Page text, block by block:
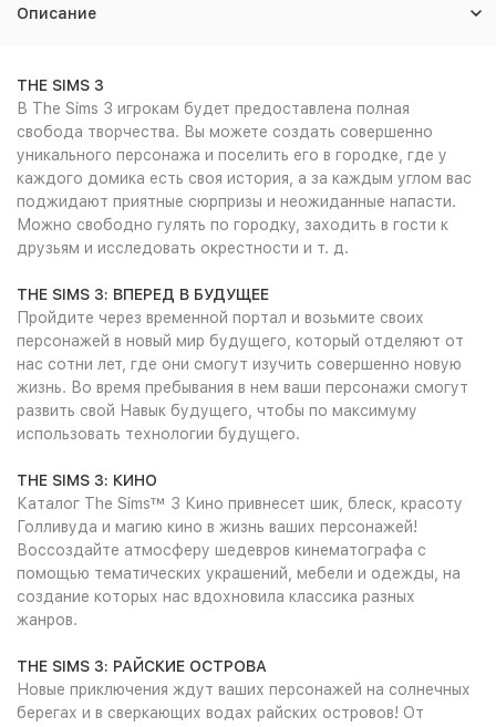
Описание
THE SIMS 3
В The Sims 3 игрокам будет предоставлена полная
свобода творчества. Вы можете создать совершенно
уникального персонажа и поселить его в городке, где у
каждого домика есть своя история, а за каждым углом вас
поджидают приятные сюрпризы и неожиданные напасти.
Можно свободно гулять по городку, заходить в гости к
друзьям и исследовать окрестности и т. д.
THE SIMS 3: ВПЕРЕД В БУДУЩЕЕ
Пройдите через временной портал и возьмите своих
персонажей в новый мир будущего, который отделяют от
нас сотни лет, где они смогут изучить совершенно новую
жизнь. Во время пребывания в нем ваши персонажи смогут
развить свой Навык будущего, чтобы по максимуму
использовать технологии будущего.
THE SIMS 3: КИНО
Каталог The Sims™ 3 Кино привнесет шик, блеск, красоту
Голливуда и магию кино в жизнь ваших персонажей!
Воссоздайте атмосферу шедевров кинематографа с
помощью тематических украшений, мебели и одежды, на
создание которых нас вдохновила классика разных
жанров.
THE SIMS 3: РАЙСКИЕ ОСТРОВА
Новые приключения ждут ваших персонажей на солнечных
берегах и в сверкающих водах райских островов! От